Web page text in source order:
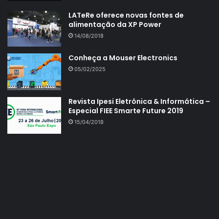
LATeRe oferece novas fontes de
alimentação da XP Power
14/08/2018
Conheça a Mouser Electronics
05/02/2025
Revista Ipesi Eletrônica & Informática –
Especial FIEE Smarte Future 2019
15/04/2018